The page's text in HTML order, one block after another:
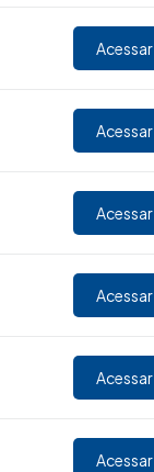
Acessar
Acessar
Acessar
Acessar
Acessar
Acessar